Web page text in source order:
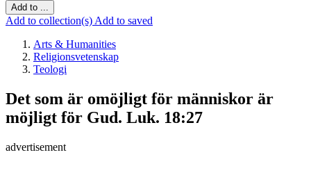
Add to ...
Add to collection(s) Add to saved
Arts & Humanities
Religionsvetenskap
Teologi
Det som är omöjligt för människor är
möjligt för Gud. Luk. 18:27
advertisement